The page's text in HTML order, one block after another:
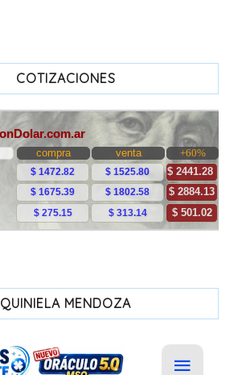
COTIZACIONES
QUINIELA MENDOZA